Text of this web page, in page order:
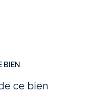
BIEN
ce bien